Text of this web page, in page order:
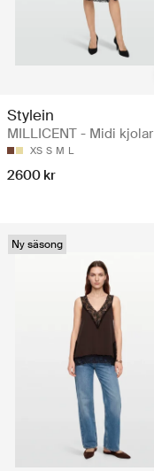
Stylein
MILLICENT - Midi kjolar
XS S M L
2600 kr
Ny säsong